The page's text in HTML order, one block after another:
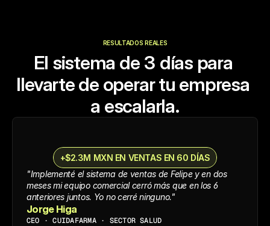
RESULTADOS REALES
El sistema de 3 días para
llevarte de operar tu empresa
a escalarla.
+$2.3M MXN EN VENTAS EN 60 DÍAS
"Implementé el sistema de ventas de Felipe y en dos
meses mi equipo comercial cerró más que en los 6
anteriores juntos. Yo no cerré ninguno."
Jorge Higa
CEO · CUIDAFARMA · SECTOR SALUD